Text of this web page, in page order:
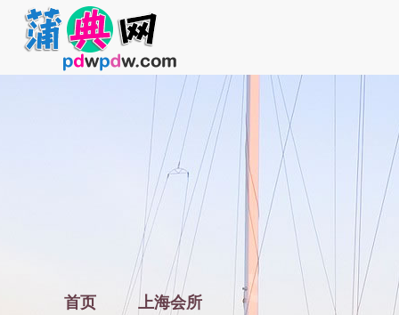
首页 上海会所